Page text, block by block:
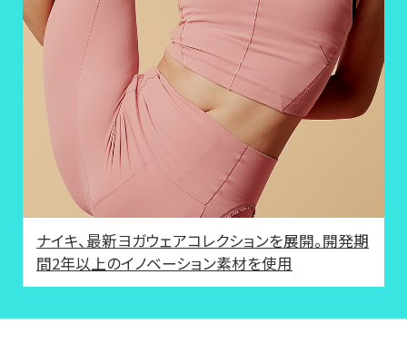
ナイキ、最新ヨガウェアコレクションを展開。開発期
間2年以上のイノベーション素材を使用